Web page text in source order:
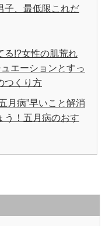
子、最低限これだ
る!?女性の肌荒れ
ュエーションとすっ
つくり方
月病”早いこと解消
う！五月病のおす